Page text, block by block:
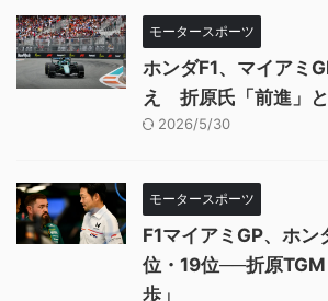
モータースポーツ
ホンダF1、マイアミ
え 折原氏「前進」
2026/5/30
モータースポーツ
F1マイアミGP、ホン
位・19位──折原
歩」